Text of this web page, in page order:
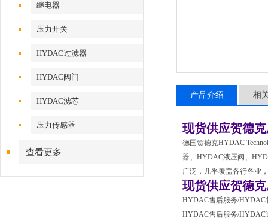
继电器
压力开关
HYDAC过滤器
HYDAC阀门
HYDAC滤芯
压力传感器
查看更多
产品介绍 相
现货供应贺德
德国贺德克HYDAC
器、HYDAC液压阀、
广泛，几乎覆盖各行各业
现货供应贺德
HYDAC售后服务/HYDAC
HYDAC售后服务/HYDAC